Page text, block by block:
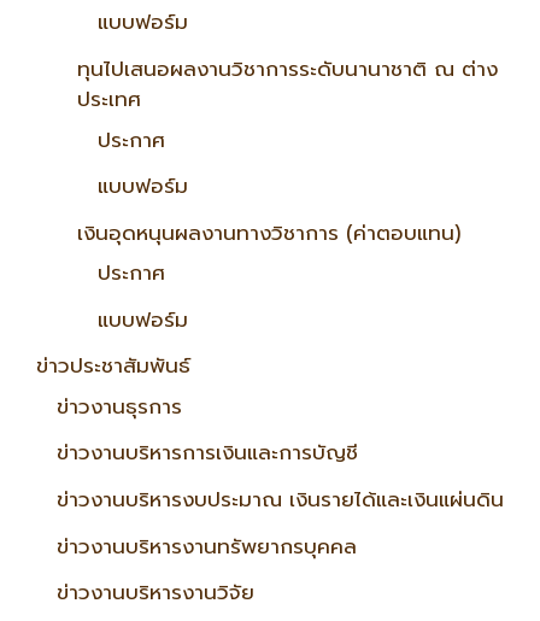
แบบฟอร์ม
ทุนไปเสนอผลงานวิชาการระดับนานาชาติ ณ ต่าง
ประเทศ
ประกาศ
แบบฟอร์ม
เงินอุดหนุนผลงานทางวิชาการ (ค่าตอบแทน)
ประกาศ
แบบฟอร์ม
ข่าวประชาสัมพันธ์
ข่าวงานธุรการ
ข่าวงานบริหารการเงินและการบัญชี
ข่าวงานบริหารงบประมาณ เงินรายได้และเงินแผ่นดิน
ข่าวงานบริหารงานทรัพยากรบุคคล
ข่าวงานบริหารงานวิจัย